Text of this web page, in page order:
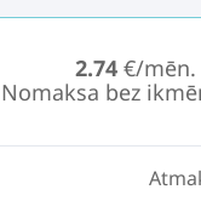
2.74€/mēn.
Nomaksa bez